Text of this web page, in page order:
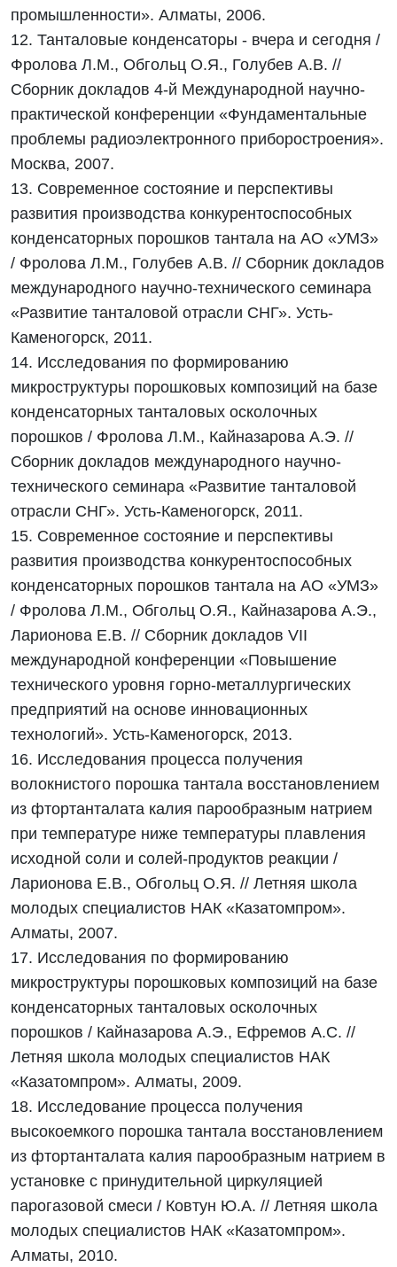
промышленности». Алматы, 2006.
12. Танталовые конденсаторы - вчера и сегодня /
Фролова Л.М., Обгольц О.Я., Голубев А.В. //
Сборник докладов 4-й Международной научно-
практической конференции «Фундаментальные
проблемы радиоэлектронного приборостроения».
Москва, 2007.
13. Современное состояние и перспективы
развития производства конкурентоспособных
конденсаторных порошков тантала на АО «УМЗ»
/ Фролова Л.М., Голубев А.В. // Сборник докладов
международного научно-технического семинара
«Развитие танталовой отрасли СНГ». Усть-
Каменогорск, 2011.
14. Исследования по формированию
микроструктуры порошковых композиций на базе
конденсаторных танталовых осколочных
порошков / Фролова Л.М., Кайназарова А.Э. //
Сборник докладов международного научно-
технического семинара «Развитие танталовой
отрасли СНГ». Усть-Каменогорск, 2011.
15. Современное состояние и перспективы
развития производства конкурентоспособных
конденсаторных порошков тантала на АО «УМЗ»
/ Фролова Л.М., Обгольц О.Я., Кайназарова А.Э.,
Ларионова Е.В. // Сборник докладов VII
международной конференции «Повышение
технического уровня горно-металлургических
предприятий на основе инновационных
технологий». Усть-Каменогорск, 2013.
16. Исследования процесса получения
волокнистого порошка тантала восстановлением
из фтортанталата калия парообразным натрием
при температуре ниже температуры плавления
исходной соли и солей-продуктов реакции /
Ларионова Е.В., Обгольц О.Я. // Летняя школа
молодых специалистов НАК «Казатомпром».
Алматы, 2007.
17. Исследования по формированию
микроструктуры порошковых композиций на базе
конденсаторных танталовых осколочных
порошков / Кайназарова А.Э., Ефремов А.С. //
Летняя школа молодых специалистов НАК
«Казатомпром». Алматы, 2009.
18. Исследование процесса получения
высокоемкого порошка тантала восстановлением
из фтортанталата калия парообразным натрием в
установке с принудительной циркуляцией
парогазовой смеси / Ковтун Ю.А. // Летняя школа
молодых специалистов НАК «Казатомпром».
Алматы, 2010.